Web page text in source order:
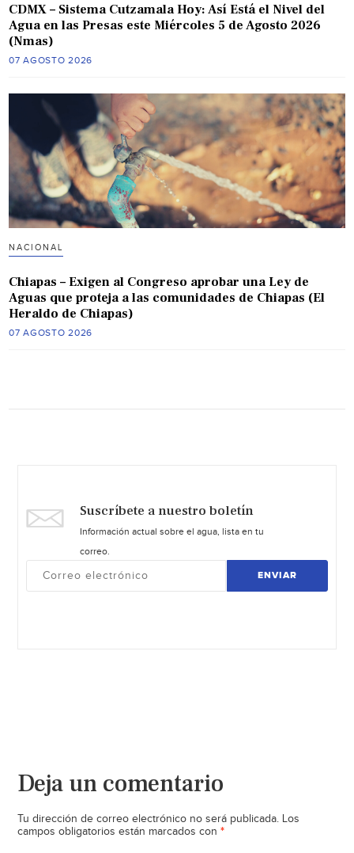
CDMX – Sistema Cutzamala Hoy: Así Está el Nivel del
Agua en las Presas este Miércoles 5 de Agosto 2026
(Nmas)
07 AGOSTO 2026
NACIONAL
Chiapas – Exigen al Congreso aprobar una Ley de
Aguas que proteja a las comunidades de Chiapas (El
Heraldo de Chiapas)
07 AGOSTO 2026
Suscríbete a nuestro boletín
Información actual sobre el agua, lista en tu
correo.
ENVIAR
Deja un comentario
Tu dirección de correo electrónico no será publicada. Los
campos obligatorios están marcados con *